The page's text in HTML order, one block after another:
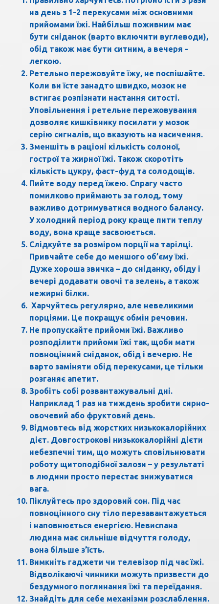
на день з 1-2 перекусами між основними
прийомами їжі. Найбільш поживним має
бути сніданок (варто включити вуглеводи),
обід також має бути ситним, а вечеря -
легкою.
Ретельно пережовуйте їжу, не поспішайте.
Коли ви їсте занадто швидко, мозок не
встигає розпізнати настання ситості.
Уповільнення і ретельне пережовування
дозволяє кишківнику посилати у мозок
серію сигналів, що вказують на насичення.
Зменшіть в раціоні кількість солоної,
гострої та жирної їжі. Також скоротіть
кількість цукру, фаст-фуд та солодощів.
Пийте воду перед їжею. Спрагу часто
помилково приймають за голод, тому
важливо дотримуватися водного балансу.
У холодний період року краще пити теплу
воду, вона краще засвоюється.
Слідкуйте за розміром порції на тарілці.
Привчайте себе до меншого об’єму їжі.
Дуже хороша звичка – до сніданку, обіду і
вечері додавати овочі та зелень, а також
нежирні білки.
Харчуйтесь регулярно, але невеликими
порціями. Це покращує обмін речовин.
Не пропускайте прийоми їжі. Важливо
розподілити прийоми їжі так, щоби мати
повноцінний сніданок, обід і вечерю. Не
варто заміняти обід перекусами, це тільки
розганяє апетит.
Зробіть собі розвантажувальні дні.
Наприклад 1 раз на тиждень зробити сирно-
овочевий або фруктовий день.
Відмовтесь від жорстких низькокалорійних
дієт. Довгострокові низькокалорійні дієти
небезпечні тим, що можуть сповільнювати
роботу щитоподібної залози – у результаті
в людини просто перестає знижуватися
вага.
Піклуйтесь про здоровий сон. Під час
повноцінного сну тіло перезавантажується
і наповнюється енергією. Невиспана
людина має сильніше відчуття голоду,
вона більше з’їсть.
Вимкніть гаджети чи телевізор під час їжі.
Відволікаючі чинники можуть призвести до
бездумного поглинання їжі та переїдання.
Знайдіть для себе механізми розслаблення.